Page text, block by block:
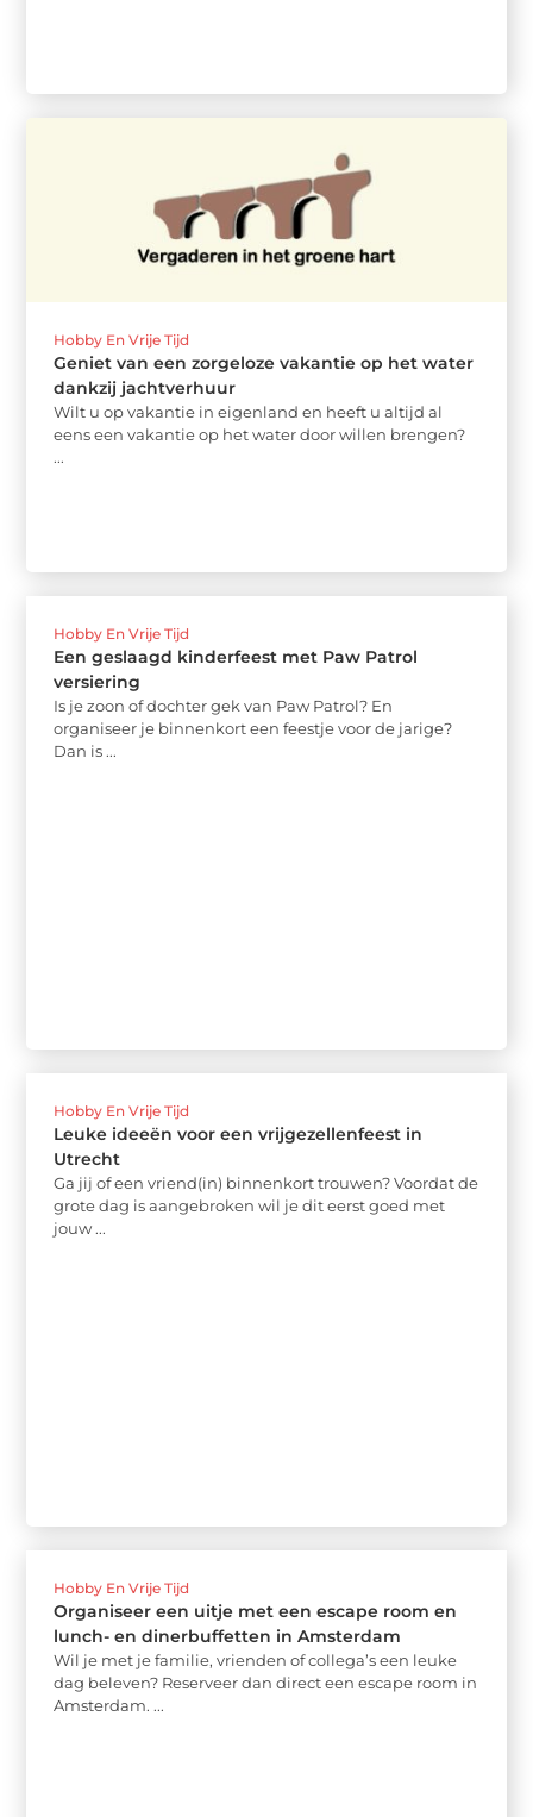
Hobby En Vrije Tijd
Geniet van een zorgeloze vakantie op het water
dankzij jachtverhuur
Wilt u op vakantie in eigenland en heeft u altijd al
eens een vakantie op het water door willen brengen?
...
Hobby En Vrije Tijd
Een geslaagd kinderfeest met Paw Patrol
versiering
Is je zoon of dochter gek van Paw Patrol? En
organiseer je binnenkort een feestje voor de jarige?
Dan is ...
Hobby En Vrije Tijd
Leuke ideeën voor een vrijgezellenfeest in
Utrecht
Ga jij of een vriend(in) binnenkort trouwen? Voordat de
grote dag is aangebroken wil je dit eerst goed met
jouw ...
Hobby En Vrije Tijd
Organiseer een uitje met een escape room en
lunch- en dinerbuffetten in Amsterdam
Wil je met je familie, vrienden of collega’s een leuke
dag beleven? Reserveer dan direct een escape room in
Amsterdam. ...